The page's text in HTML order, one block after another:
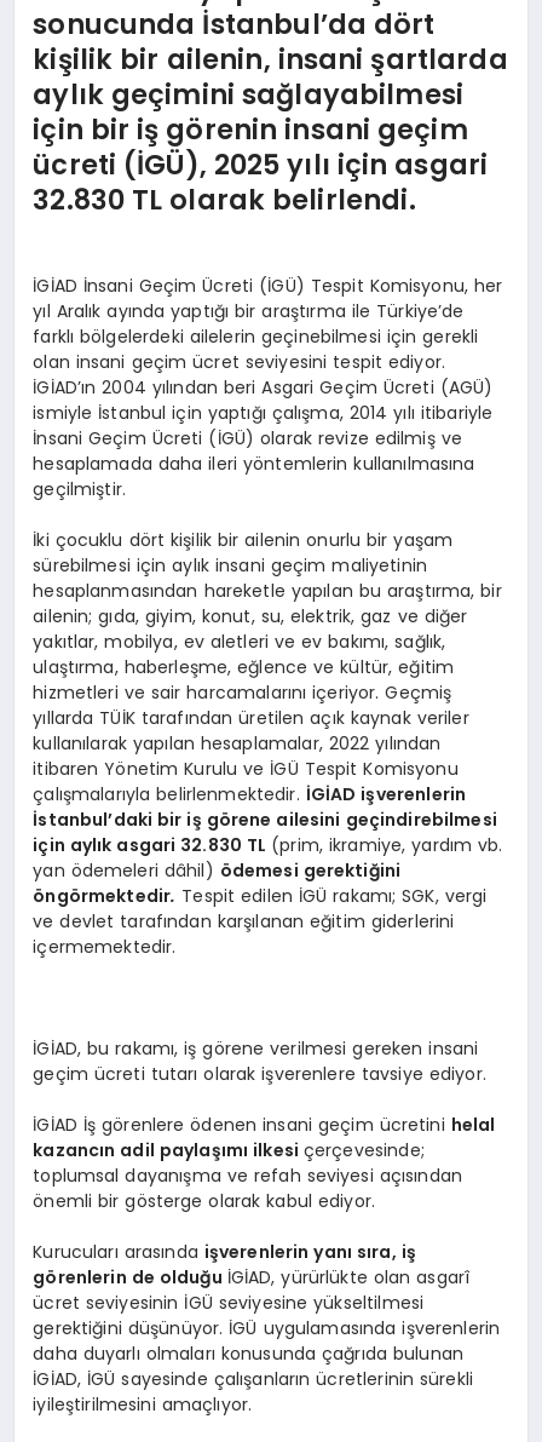
sonucunda İstanbul’da dört
kişilik bir ailenin, insani şartlarda
aylık geçimini sağlayabilmesi
için bir iş görenin insani geçim
ücreti (İGÜ), 2025 yılı için asgari
32.830 TL olarak belirlendi.
İGİAD İnsani Geçim Ücreti (İGÜ) Tespit Komisyonu, her
yıl Aralık ayında yaptığı bir araştırma ile Türkiye’de
farklı bölgelerdeki ailelerin geçinebilmesi için gerekli
olan insani geçim ücret seviyesini tespit ediyor.
İGİAD’ın 2004 yılından beri Asgari Geçim Ücreti (AGÜ)
ismiyle İstanbul için yaptığı çalışma, 2014 yılı itibariyle
İnsani Geçim Ücreti (İGÜ) olarak revize edilmiş ve
hesaplamada daha ileri yöntemlerin kullanılmasına
geçilmiştir.
İki çocuklu dört kişilik bir ailenin onurlu bir yaşam
sürebilmesi için aylık insani geçim maliyetinin
hesaplanmasından hareketle yapılan bu araştırma, bir
ailenin; gıda, giyim, konut, su, elektrik, gaz ve diğer
yakıtlar, mobilya, ev aletleri ve ev bakımı, sağlık,
ulaştırma, haberleşme, eğlence ve kültür, eğitim
hizmetleri ve sair harcamalarını içeriyor. Geçmiş
yıllarda TÜİK tarafından üretilen açık kaynak veriler
kullanılarak yapılan hesaplamalar, 2022 yılından
itibaren Yönetim Kurulu ve İGÜ Tespit Komisyonu
çalışmalarıyla belirlenmektedir. İGİAD işverenlerin
İstanbul’daki bir iş görene ailesini geçindirebilmesi
için aylık asgari 32.830 TL (prim, ikramiye, yardım vb.
yan ödemeleri dâhil) ödemesi gerektiğini
öngörmektedir. Tespit edilen İGÜ rakamı; SGK, vergi
ve devlet tarafından karşılanan eğitim giderlerini
içermemektedir.
İGİAD, bu rakamı, iş görene verilmesi gereken insani
geçim ücreti tutarı olarak işverenlere tavsiye ediyor.
İGİAD İş görenlere ödenen insani geçim ücretini helal
kazancın adil paylaşımı ilkesi çerçevesinde;
toplumsal dayanışma ve refah seviyesi açısından
önemli bir gösterge olarak kabul ediyor.
Kurucuları arasında işverenlerin yanı sıra, iş
görenlerin de olduğu İGİAD, yürürlükte olan asgarî
ücret seviyesinin İGÜ seviyesine yükseltilmesi
gerektiğini düşünüyor. İGÜ uygulamasında işverenlerin
daha duyarlı olmaları konusunda çağrıda bulunan
İGİAD, İGÜ sayesinde çalışanların ücretlerinin sürekli
iyileştirilmesini amaçlıyor.